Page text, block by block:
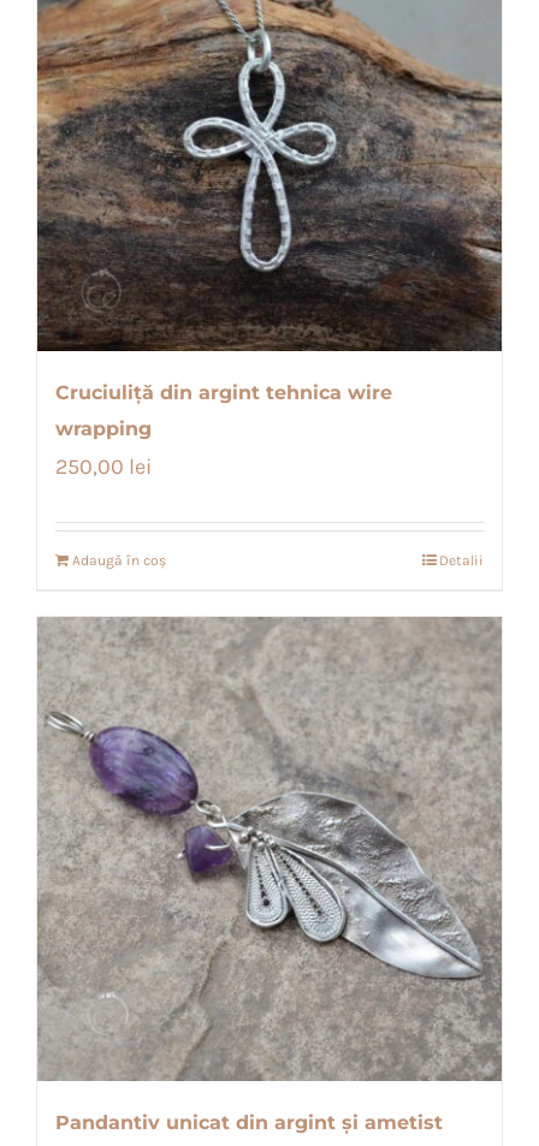
Cruciuliță din argint tehnica wire
wrapping
250,00 lei
Adaugă în coș Detalii
Pandantiv unicat din argint și ametist